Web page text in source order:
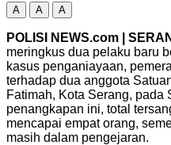
A A A
POLISI NEWS.com |
meringkus dua pelaku baru
kasus penganiayaan,
terhadap dua anggota
Fatimah, Kota Serang, pada
penangkapan ini, total
mencapai empat orang,
masih dalam pengejaran.